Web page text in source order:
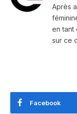
Après
en tant
sur ce
Facebook